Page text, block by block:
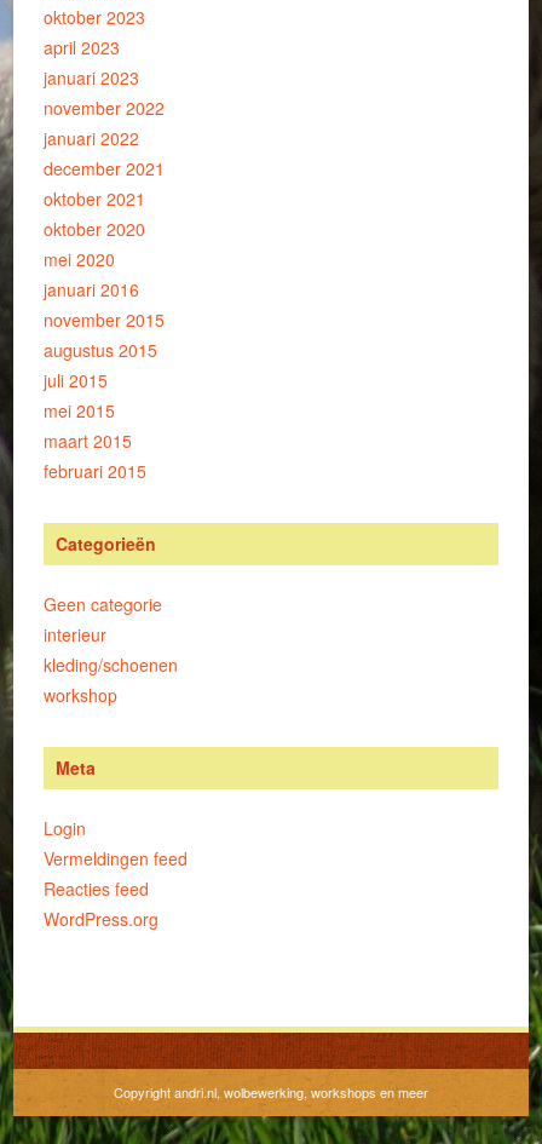
oktober 2023
april 2023
januari 2023
november 2022
januari 2022
december 2021
oktober 2021
oktober 2020
mei 2020
januari 2016
november 2015
augustus 2015
juli 2015
mei 2015
maart 2015
februari 2015
Categorieën
Geen categorie
interieur
kleding/schoenen
workshop
Meta
Login
Vermeldingen feed
Reacties feed
WordPress.org
Copyright andri.nl, wolbewerking, workshops en meer